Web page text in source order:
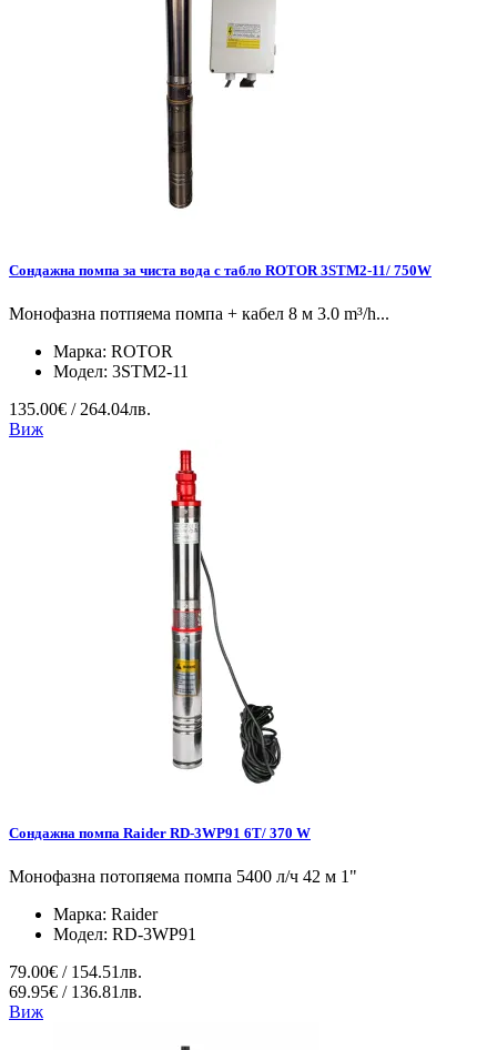
Сондажна помпа за чиста вода с табло ROTOR 3STM2-11/ 750W
Монофазна потпяема помпа + кабел 8 м 3.0 m³/h...
Марка: ROTOR
Модел: 3STM2-11
135.00€ / 264.04лв.
Виж
Сондажна помпа Raider RD-3WP91 6T/ 370 W
Монофазна потопяема помпа 5400 л/ч 42 м 1"
Марка: Raider
Модел: RD-3WP91
79.00€ / 154.51лв.
69.95€ / 136.81лв.
Виж